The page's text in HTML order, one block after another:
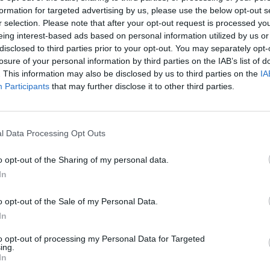
for targeted advertising by us, please use the below opt-out
selection. Please note that after your opt-out request is processed
interest-based ads based on personal information utilized by us
to third parties prior to your opt-out. You may separately
of your personal information by third parties on the IAB’s list of
This information may also be disclosed by us to third parties on the
Participants that may further disclose it to other third parties.
Data Processing Opt Outs
opt-out of the Sharing of my personal data.
opt-out of the Sale of my Personal Data.
opt-out of processing my Personal Data for Targeted
τηςΛέσχης Ανάγνωσης Γερακίουκαι του
το επίκαιρο βιβλίο«Ένας ήρωας
, θα βρίσκεται στηΒιβλιοθήκη
πάντα σε παρεΐστικο κλίμα, προβλέπεται,